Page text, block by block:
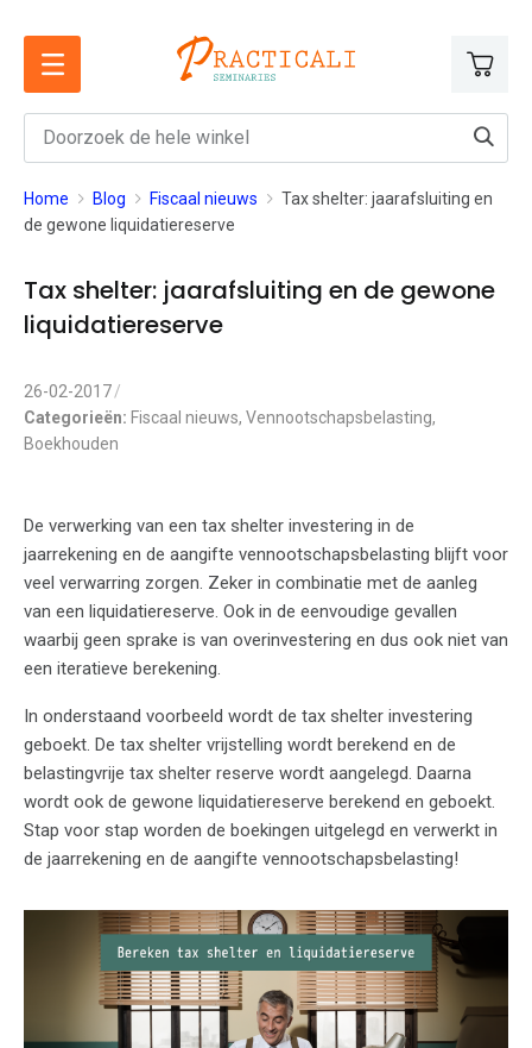
Ga
naar
inhoud
Home Blog Fiscaal nieuws
Tax shelter: jaarafsluiting en
de gewone liquidatiereserve
Tax shelter: jaarafsluiting en de gewone
liquidatiereserve
26-02-2017
Categorieën: Fiscaal nieuws, Vennootschapsbelasting,
Boekhouden
De verwerking van een tax shelter investering in de
jaarrekening en de aangifte vennootschapsbelasting blijft voor
veel verwarring zorgen. Zeker in combinatie met de aanleg
van een liquidatiereserve. Ook in de eenvoudige gevallen
waarbij geen sprake is van overinvestering en dus ook niet van
een iteratieve berekening.
In onderstaand voorbeeld wordt de tax shelter investering
geboekt. De tax shelter vrijstelling wordt berekend en de
belastingvrije tax shelter reserve wordt aangelegd. Daarna
wordt ook de gewone liquidatiereserve berekend en geboekt.
Stap voor stap worden de boekingen uitgelegd en verwerkt in
de jaarrekening en de aangifte vennootschapsbelasting!